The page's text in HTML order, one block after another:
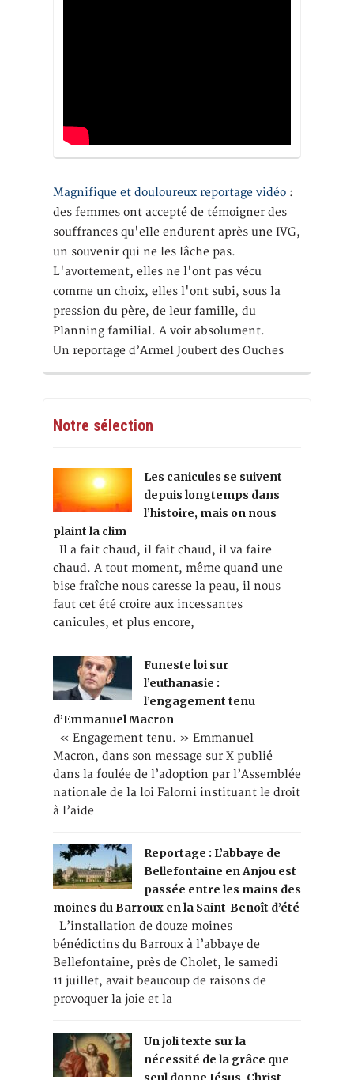
Magnifique et douloureux reportage vidéo :
des femmes ont accepté de témoigner des
souffrances qu'elle endurent après une IVG,
un souvenir qui ne les lâche pas.
L'avortement, elles ne l'ont pas vécu
comme un choix, elles l'ont subi, sous la
pression du père, de leur famille, du
Planning familial. A voir absolument.
Un reportage d’Armel Joubert des Ouches
Notre sélection
Les canicules se suivent
depuis longtemps dans
l’histoire, mais on nous
plaint la clim
Il a fait chaud, il fait chaud, il va faire
chaud. A tout moment, même quand une
bise fraîche nous caresse la peau, il nous
faut cet été croire aux incessantes
canicules, et plus encore,
Funeste loi sur
l’euthanasie :
l’engagement tenu
d’Emmanuel Macron
« Engagement tenu. » Emmanuel
Macron, dans son message sur X publié
dans la foulée de l’adoption par l’Assemblée
nationale de la loi Falorni instituant le droit
à l’aide
Reportage : L’abbaye de
Bellefontaine en Anjou est
passée entre les mains des
moines du Barroux en la Saint-Benoît d’été
L’installation de douze moines
bénédictins du Barroux à l’abbaye de
Bellefontaine, près de Cholet, le samedi
11 juillet, avait beaucoup de raisons de
provoquer la joie et la
Un joli texte sur la
nécessité de la grâce que